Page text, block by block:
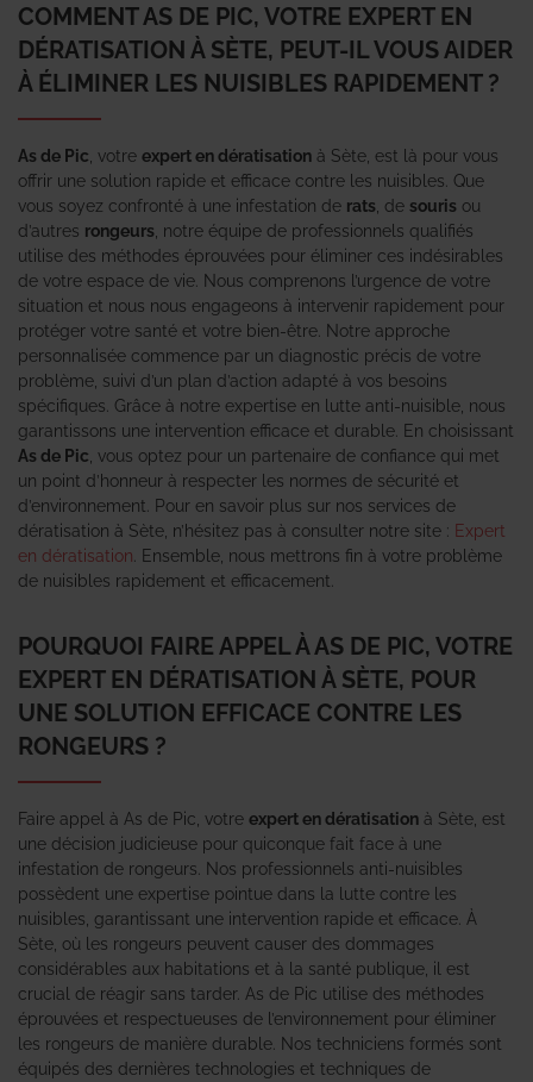
COMMENT AS DE PIC, VOTRE EXPERT EN
DÉRATISATION À SÈTE, PEUT-IL VOUS AIDER
À ÉLIMINER LES NUISIBLES RAPIDEMENT ?
As de Pic , votre expert en dératisation à Sète, est là pour vous
offrir une solution rapide et efficace contre les nuisibles. Que
vous soyez confronté à une infestation de rats , de souris ou
d’autres rongeurs , notre équipe de professionnels qualifiés
utilise des méthodes éprouvées pour éliminer ces indésirables
de votre espace de vie. Nous comprenons l’urgence de votre
situation et nous nous engageons à intervenir rapidement pour
protéger votre santé et votre bien-être. Notre approche
personnalisée commence par un diagnostic précis de votre
problème, suivi d’un plan d’action adapté à vos besoins
spécifiques. Grâce à notre expertise en lutte anti-nuisible, nous
garantissons une intervention efficace et durable. En choisissant
As de Pic , vous optez pour un partenaire de confiance qui met
un point d’honneur à respecter les normes de sécurité et
d’environnement. Pour en savoir plus sur nos services de
dératisation à Sète, n’hésitez pas à consulter notre site : Expert
en dératisation . Ensemble, nous mettrons fin à votre problème
de nuisibles rapidement et efficacement.
POURQUOI FAIRE APPEL À AS DE PIC, VOTRE
EXPERT EN DÉRATISATION À SÈTE, POUR
UNE SOLUTION EFFICACE CONTRE LES
RONGEURS ?
Faire appel à As de Pic, votre expert en dératisation à Sète, est
une décision judicieuse pour quiconque fait face à une
infestation de rongeurs. Nos professionnels anti-nuisibles
possèdent une expertise pointue dans la lutte contre les
nuisibles, garantissant une intervention rapide et efficace. À
Sète, où les rongeurs peuvent causer des dommages
considérables aux habitations et à la santé publique, il est
crucial de réagir sans tarder. As de Pic utilise des méthodes
éprouvées et respectueuses de l’environnement pour éliminer
les rongeurs de manière durable. Nos techniciens formés sont
équipés des dernières technologies et techniques de